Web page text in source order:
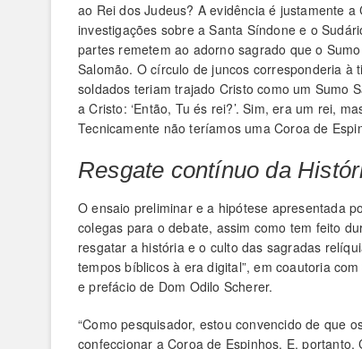
ao Rei dos Judeus? A evidência é justamente
investigações sobre a Santa Síndone e o
partes remetem ao adorno sagrado que o
Salomão. O círculo de juncos corresponderia
soldados teriam trajado Cristo como um Sumo
a Cristo: ‘Então, Tu és rei?’. Sim, era um rei,
Tecnicamente não teríamos uma Coroa de
Resgate contínuo da
O ensaio preliminar e a hipótese apresentada
colegas para o debate, assim como tem feito
resgatar a história e o culto das sagradas
tempos bíblicos à era digital”, em coautoria
e prefácio de Dom Odilo Scherer.
“Como pesquisador, estou convencido de que
confeccionar a Coroa de Espinhos. E,